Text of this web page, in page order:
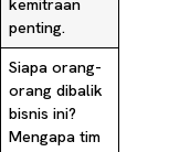
kemitraan
penting.
Siapa orang-
orang dibalik
bisnis ini?
Mengapa tim